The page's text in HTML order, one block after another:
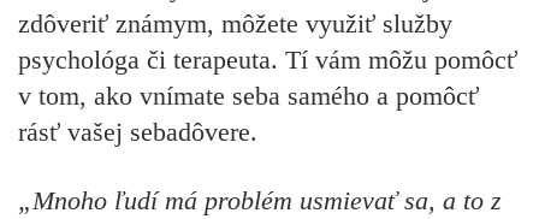
zdôveriť známym, môžete využiť služby
psychológa či terapeuta. Tí vám môžu pomôcť
v tom, ako vnímate seba samého a pomôcť
rásť vašej sebadôvere.
„Mnoho ľudí má problém usmievať sa, a to z